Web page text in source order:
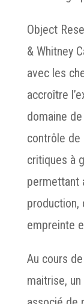
Object
& Whitney
avec les
accroître
domaine
contrôle de
critiques à
permettant
production,
empreinte
Au cours
maitrise,